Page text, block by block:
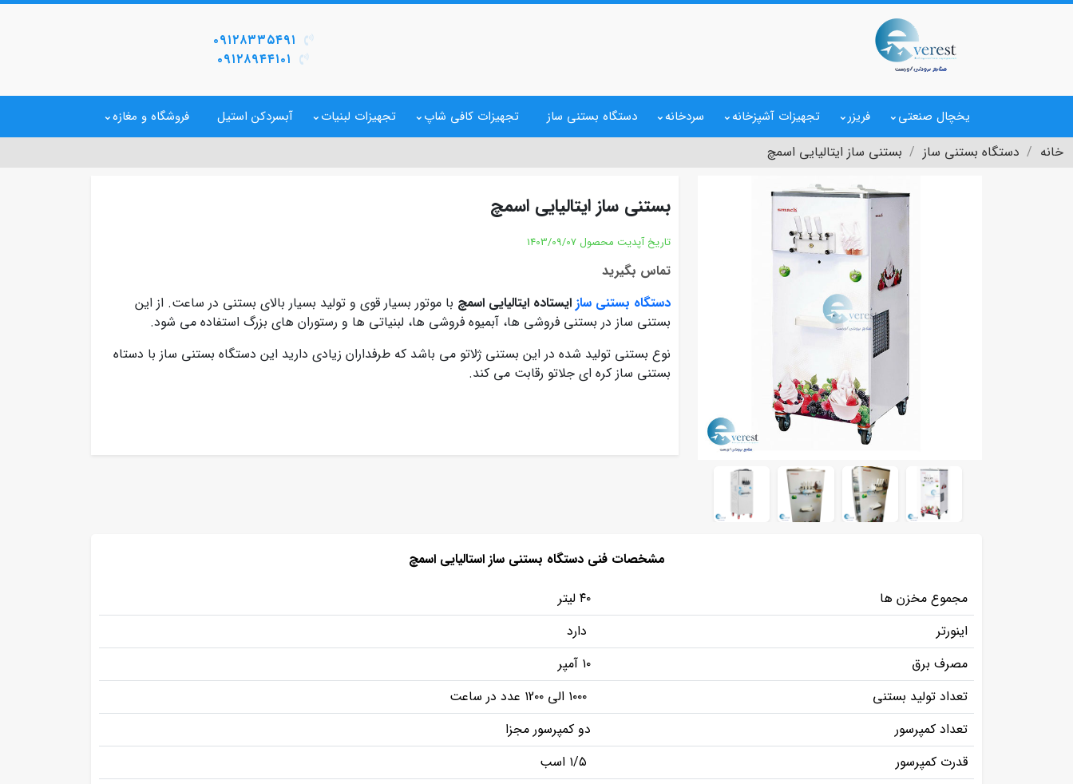
۰۹۱۲۸۳۳۵۴۹۱
۰۹۱۲۸۹۴۴۱۰۱
یخچال صنعتی فریزر تجهیزات آشپزخانه سردخانه دستگاه بستنی ساز تجهیزات کافی شاپ تجهیزات لبنیات آبسردکن استیل فروشگاه و مغازه
خانه دستگاه بستنی ساز بستنی ساز ایتالیایی اسمچ
بستنی ساز ایتالیایی اسمچ
تاریخ آپدیت محصول 1403/09/07
تماس بگیرید
دستگاه بستنی ساز ایستاده ایتالیایی اسمچ با موتور بسیار قوی و تولید بسیار بالای بستنی در ساعت. از این
بستنی ساز در بستنی فروشی ها، آبمیوه فروشی ها، لبنیاتی ها و رستوران های بزرگ استفاده می شود.
نوع بستنی تولید شده در این بستنی ژلاتو می باشد که طرفداران زیادی دارید این دستگاه بستنی ساز با دستاه
بستنی ساز کره ای جلاتو رقابت می کند.
مشخصات فنی دستگاه بستنی ساز استالیایی اسمچ
مجموع مخزن ها
۴۰ لیتر
اینورتر
دارد
مصرف برق
۱۰ آمپر
تعداد تولید بستنی
تعداد کمپرسور
دو کمپرسور مجزا
قدرت کمپرسور